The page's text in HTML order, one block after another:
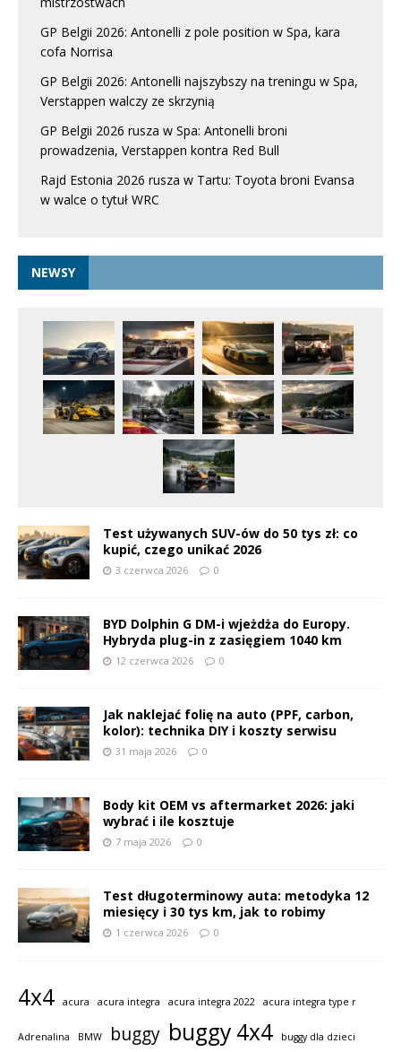
GP Belgii 2026: Antonelli z pole position w Spa, kara
cofa Norrisa
GP Belgii 2026: Antonelli najszybszy na treningu w Spa,
Verstappen walczy ze skrzynią
GP Belgii 2026 rusza w Spa: Antonelli broni
prowadzenia, Verstappen kontra Red Bull
Rajd Estonia 2026 rusza w Tartu: Toyota broni Evansa
w walce o tytuł WRC
NEWSY
Test używanych SUV-ów do 50 tys zł: co
kupić, czego unikać 2026
3 czerwca 2026 0
BYD Dolphin G DM-i wjeżdża do Europy.
Hybryda plug-in z zasięgiem 1040 km
12 czerwca 2026 0
Jak naklejać folię na auto (PPF, carbon,
kolor): technika DIY i koszty serwisu
31 maja 2026 0
Body kit OEM vs aftermarket 2026: jaki
wybrać i ile kosztuje
7 maja 2026 0
Test długoterminowy auta: metodyka 12
miesięcy i 30 tys km, jak to robimy
1 czerwca 2026 0
4x4 acura acura integra acura integra 2022 acura integra type r
Adrenalina BMW buggy buggy 4x4
buggy dla dzieci